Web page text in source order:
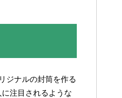
ジナルの封筒を作る
注目されるような